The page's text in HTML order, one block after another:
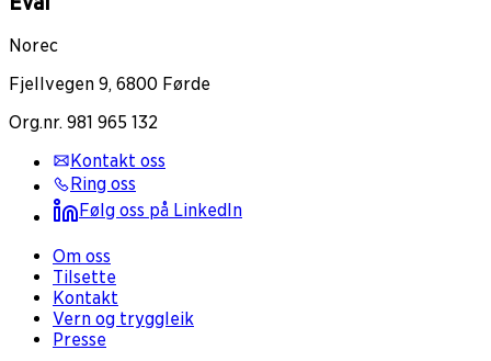
Norec
Fjellvegen 9, 6800 Førde
Org.nr. 981 965 132
Kontakt oss
Ring oss
Følg oss på LinkedIn
Om oss
Tilsette
Kontakt
Vern og tryggleik
Presse